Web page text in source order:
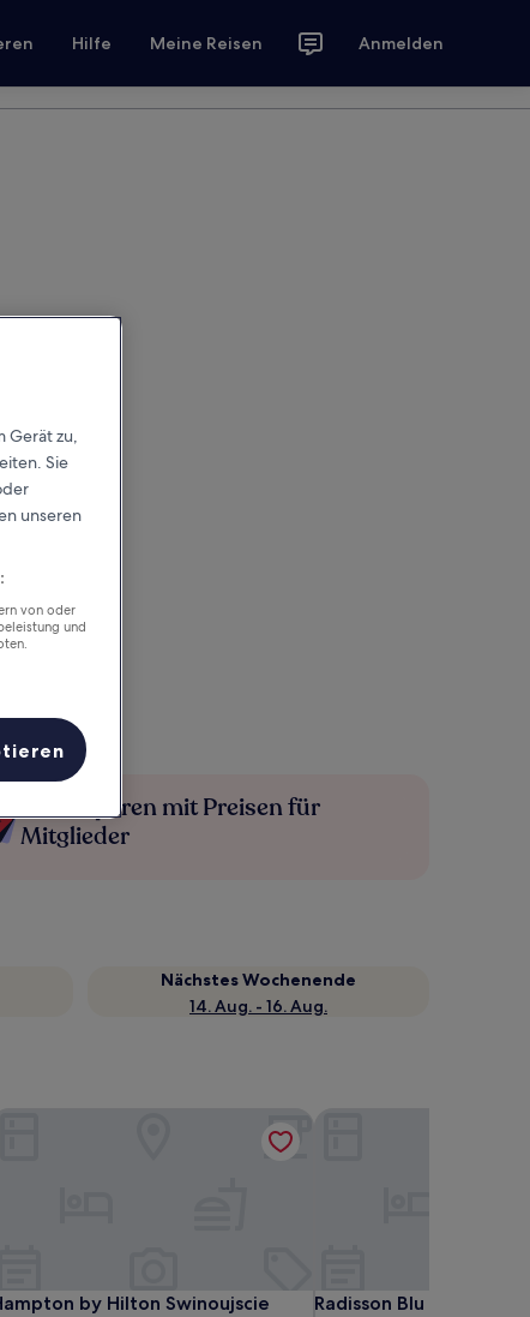
Hilfe Meine Reisen Anmelden
Mehr sparen mit Preisen für
Mitglieder
Nächstes Wochenende
14. Aug. - 16. Aug.
by Hilton Swinoujscie
by Hilton Swinoujscie
Radisson Blu Resort,
Radisson Blu Resort,
Gerät zu,
Sie
unseren
von oder
und